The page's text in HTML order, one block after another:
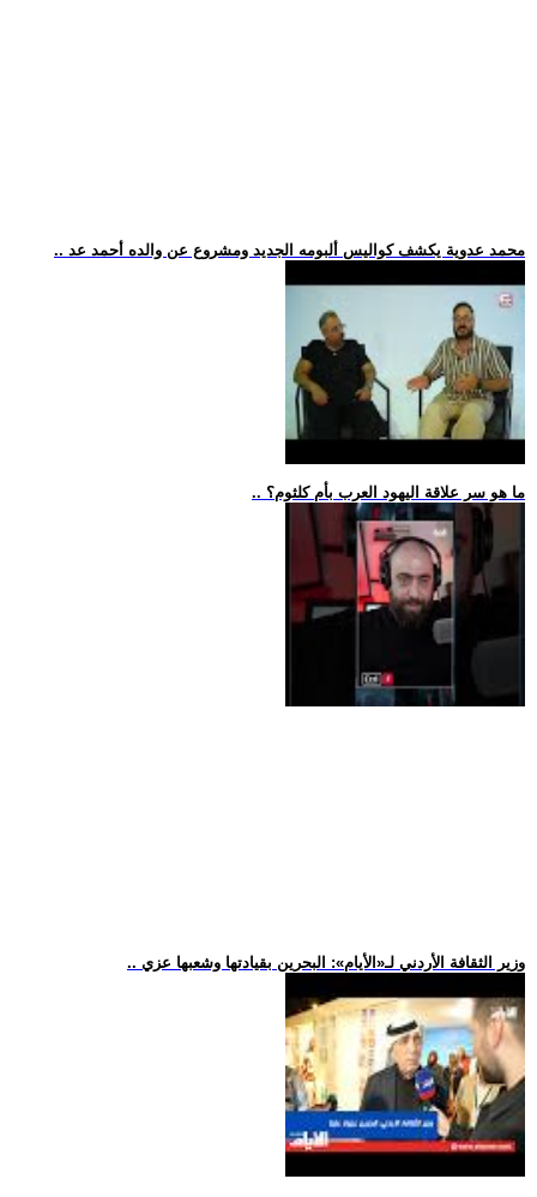
.. محمد عدوية يكشف كواليس ألبومه الجديد ومشروع عن والده أحمد عد
.. ما هو سر علاقة اليهود العرب بأم كلثوم؟
.. وزير الثقافة الأردني لـ«الأيام»: البحرين بقيادتها وشعبها عزي